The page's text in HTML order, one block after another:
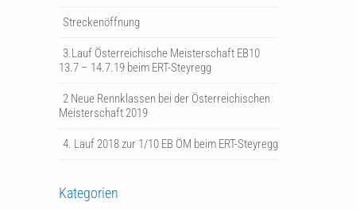
Streckenöffnung
3.Lauf Österreichische Meisterschaft EB10
13.7 – 14.7.19 beim ERT-Steyregg
2 Neue Rennklassen bei der Österreichischen
Meisterschaft 2019
4. Lauf 2018 zur 1/10 EB ÖM beim ERT-Steyregg
Kategorien